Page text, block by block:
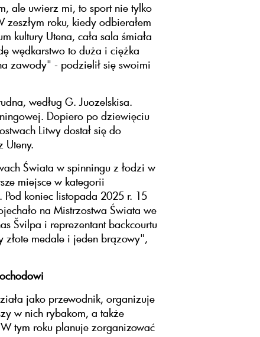
ale uwierz mi, to sport nie tylko
roku, kiedy odbierałem
kultury Utena, cała sala śmiała
wędkarstwo to duża i ciężka
zawody" - podzielił się swoimi
według G. Juozelskisa.
Dopiero po dziewięciu
Litwy dostał się do
Uteny.
Świata w spinningu z łodzi w
miejsce w kategorii
koniec listopada 2025 r. 15
na Mistrzostwa Świata we
Švilpa i reprezentant backcourtu
złote medale i jeden brązowy",
jako przewodnik, organizuje
w nich rybakom, a także
tym roku planuje zorganizować